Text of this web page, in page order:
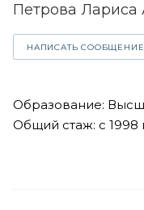
Петрова Лариса
НАПИСАТЬ СООБЩЕНИЕ
Образование:
Общий стаж: с 1998